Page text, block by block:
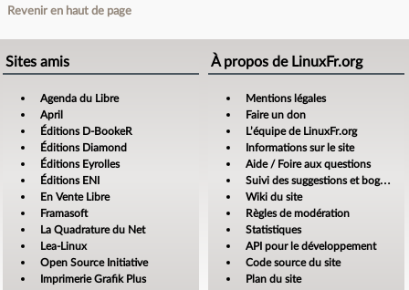
Revenir en haut de page
Sites amis
Agenda du Libre
April
Éditions D-BookeR
Éditions Diamond
Éditions Eyrolles
Éditions ENI
En Vente Libre
Framasoft
La Quadrature du Net
Lea-Linux
Open Source Initiative
Imprimerie Grafik Plus
À propos de LinuxFr.org
Mentions légales
Faire un don
L’équipe de LinuxFr.org
Informations sur le site
Aide / Foire aux questions
Suivi des suggestions et bogues
Wiki du site
Règles de modération
Statistiques
API pour le développement
Code source du site
Plan du site